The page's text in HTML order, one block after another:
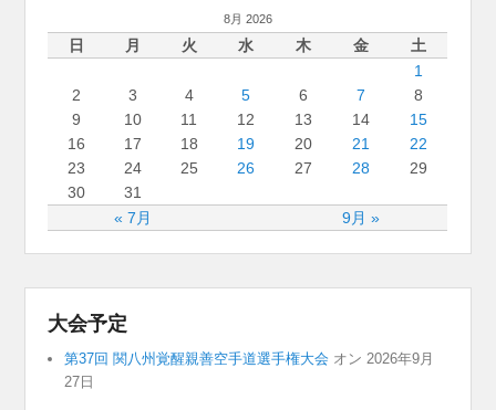
8月 2026
日 月 火 水 木 金
土
1
2
3 4 5 6 7
8
9
10 11 12 13 14
15
16
17 18 19 20 21
22
23
24 25 26 27 28
29
30
31
« 7月
9月 »
大会予定
第37回 関八州覚醒親善空手道選手権大会 オン 2026年9月
27日